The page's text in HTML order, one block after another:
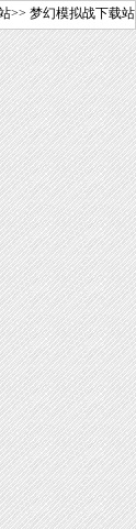
>> 梦幻模拟战下载站